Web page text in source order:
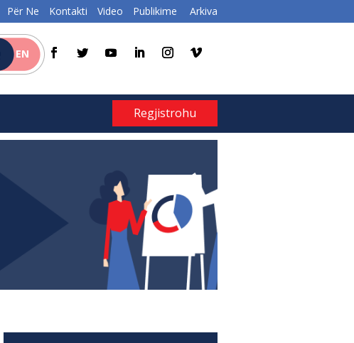
Për Ne Kontakti Video Publikime Arkiva
EN
Regjistrohu